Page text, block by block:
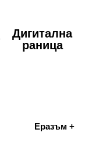
Дигитална
раница
Еразъм +